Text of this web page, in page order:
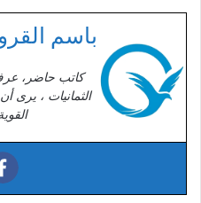
باسم
كاتب حاضر، عرف
الثمانيات ، يرى